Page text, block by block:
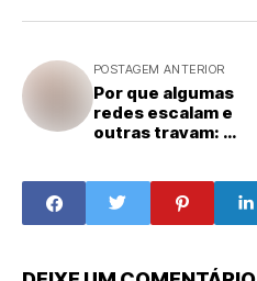
POSTAGEM ANTERIOR
Por que algumas
redes escalam e
outras travam: os
franchising
brasileiro